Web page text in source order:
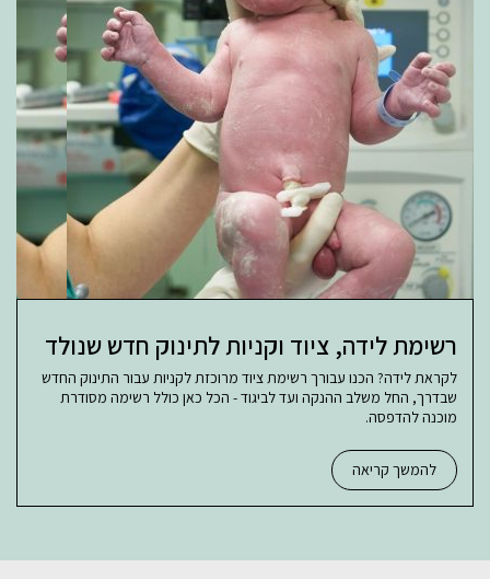
רשימת לידה, ציוד וקניות לתינוק חדש שנולד
לקראת לידה? הכנו עבורך רשימת ציוד מרוכזת לקניות עבור התינוק החדש
שבדרך, החל משלב ההנקה ועד לביגוד - הכל כאן כולל רשימה מסודרת
מוכנה להדפסה.
להמשך קריאה